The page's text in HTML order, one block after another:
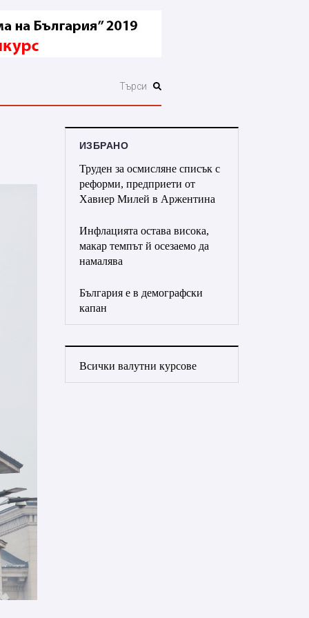
ИЗБРАНО
Труден за осмисляне списък с
реформи, предприети от
Хавиер Милей в Аржентина
Инфлацията остава висока,
макар темпът й осезаемо да
намалява
България е в демографски
капан
Всички валутни курсове